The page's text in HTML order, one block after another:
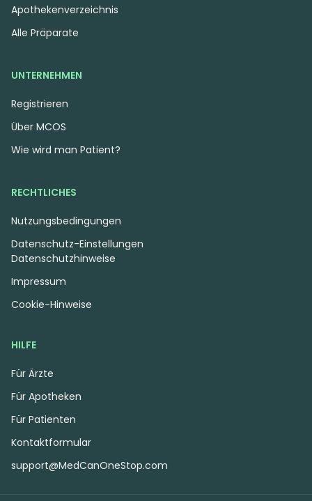
Apothekenverzeichnis
Alle Präparate
UNTERNEHMEN
Registrieren
Über MCOS
Wie wird man Patient?
HILFE
Für Ärzte
Für Apotheken
Für Patienten
Kontaktformular
support@MedCanOneStop.com
RECHTLICHES
Nutzungsbedingungen
Datenschutzhinweise
Impressum
Cookie-Hinweise
Datenschutz-Einstellungen